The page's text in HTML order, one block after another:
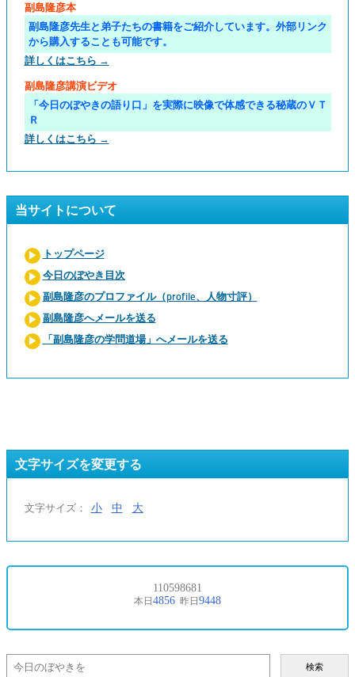
副島隆彦本
副島隆彦先生と弟子たちの書籍をご紹介しています。外部リンク
から購入することも可能です。
詳しくはこちら →
副島隆彦講演ビデオ
「今日のぼやきの語り口」を実際に映像で体感できる秘蔵のＶＴ
Ｒ
詳しくはこちら →
当サイトについて
トップページ
今日のぼやき目次
副島隆彦のプロファイル（profile、人物寸評）
副島隆彦へメールを送る
「副島隆彦の学問道場」へメールを送る
文字サイズを変更する
文字サイズ： 小 中 大
検索